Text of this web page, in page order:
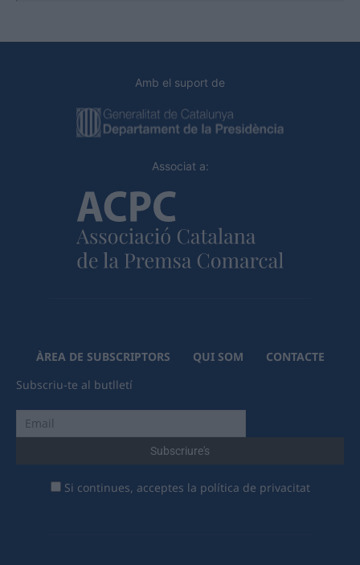
Amb el suport de
Associat a:
ÀREA DE SUBSCRIPTORS QUI SOM
CONTACTE
Subscriu-te al butlletí
Si continues, acceptes la política de privacitat